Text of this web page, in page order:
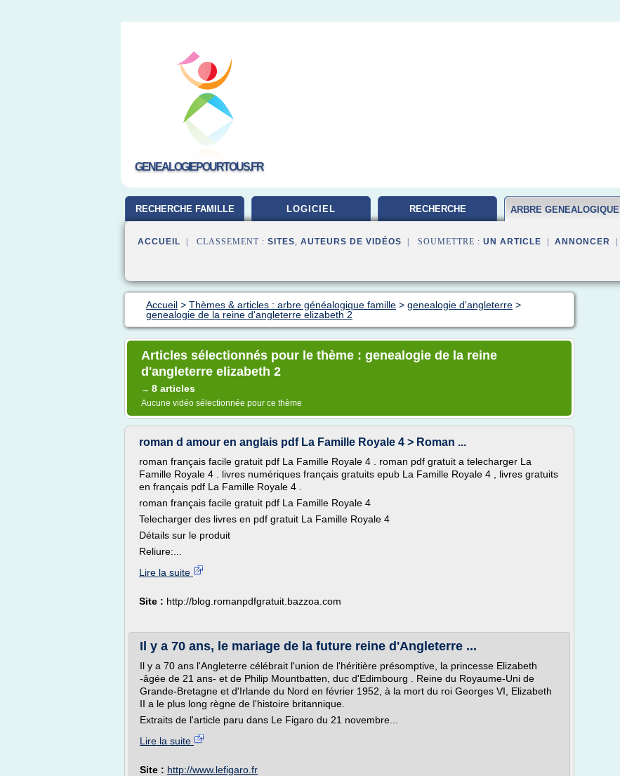
GENEALOGIEPOURTOUS.FR
RECHERCHE FAMILLE LOGICIEL RECHERCHE ARBRE GENEALOGIQUE
ACCUEIL | CLASSEMENT : SITES, AUTEURS DE VIDÉOS | SOUMETTRE : UN ARTICLE ANNONCER
Accueil > Thèmes & articles : arbre généalogique famille > genealogie d'angleterre >
genealogie de la reine d'angleterre elizabeth 2
Articles sélectionnés pour le thème : genealogie de la reine
d'angleterre elizabeth 2
→ 8 articles
Aucune vidéo sélectionnée pour ce thème
roman d amour en anglais pdf La Famille Royale 4 > Roman ...
roman français facile gratuit pdf La Famille Royale 4 . roman pdf gratuit a telecharger La
Famille Royale 4 . livres numériques français gratuits epub La Famille Royale 4 , livres gratuits
en français pdf La Famille Royale 4 .
roman français facile gratuit pdf La Famille Royale 4
Telecharger des livres en pdf gratuit La Famille Royale 4
Détails sur le produit
Reliure:...
Lire la suite
Site : http://blog.romanpdfgratuit.bazzoa.com
Il y a 70 ans, le mariage de la future reine d'Angleterre ...
Il y a 70 ans l'Angleterre célébrait l'union de l'héritière présomptive, la princesse Elizabeth
-âgée de 21 ans- et de Philip Mountbatten, duc d'Edimbourg . Reine du Royaume-Uni de
Grande-Bretagne et d'Irlande du Nord en février 1952, à la mort du roi Georges VI, Elizabeth
II a le plus long règne de l'histoire britannique.
Extraits de l'article paru dans Le Figaro du 21 novembre...
Lire la suite
Site : http://www.lefigaro.fr